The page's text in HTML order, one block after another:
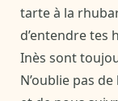
tarte à la
d’entendre tes
Inès sont
N’oublie pas de